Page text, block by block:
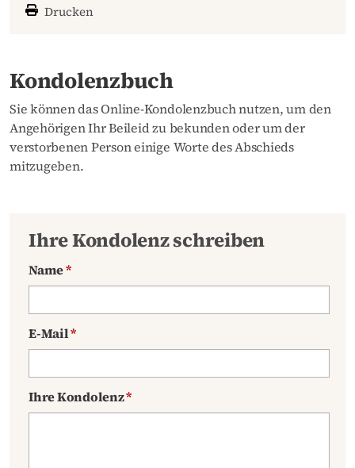
Drucken
Kondolenzbuch
Sie können das Online-Kondolenzbuch nutzen, um den
Angehörigen Ihr Beileid zu bekunden oder um der
verstorbenen Person einige Worte des Abschieds
mitzugeben.
Ihre Kondolenz schreiben
Name*
E-Mail*
Ihre Kondolenz*